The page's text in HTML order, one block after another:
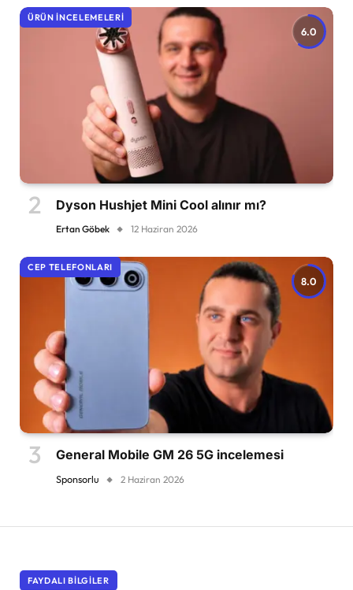
6.0
ÜRÜN İNCELEMELERI
Dyson Hushjet Mini Cool alınır mı?
Ertan Göbek 12 Haziran 2026
8.0
CEP TELEFONLARI
General Mobile GM 26 5G incelemesi
Sponsorlu 2 Haziran 2026
FAYDALI BILGILER